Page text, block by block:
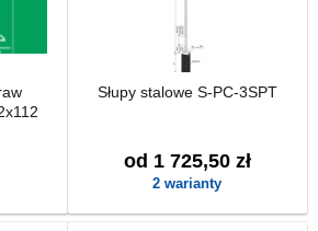
4x112x112
Słupy stalowe S-PC-3SPT
od 1 725,50 zł
2 warianty